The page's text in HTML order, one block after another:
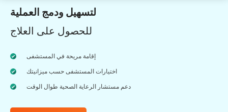
لتسهيل ودمج العملية
للحصول على العلاج
إقامة مريحة في المستشفى
اختيارات المستشفى حسب ميزانيتك
دعم مستشار الرعاية الصحية طوال الوقت